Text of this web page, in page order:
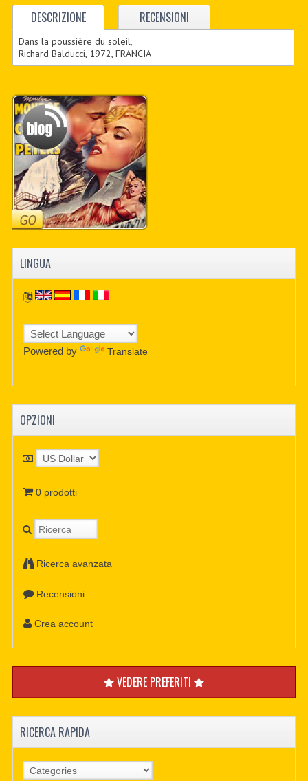
DESCRIZIONE RECENSIONI
Dans la poussière du soleil,
Richard Balducci, 1972, FRANCIA
LINGUA
Powered by Translate
OPZIONI
0 prodotti
Ricerca avanzata
Recensioni
Crea account
VEDERE PREFERITI
RICERCA RAPIDA